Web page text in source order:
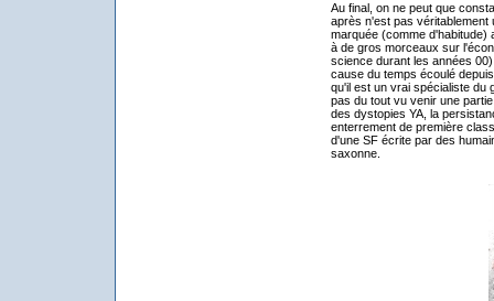
Au final, on ne peut que
après n'est pas véritablement
marquée (comme d'habitude)
à de gros morceaux sur
science durant les années
cause du temps écoulé
qu'il est un vrai spécialiste du
pas du tout vu venir une
des dystopies YA, la
enterrement de première
d'une SF écrite par des
saxonne.